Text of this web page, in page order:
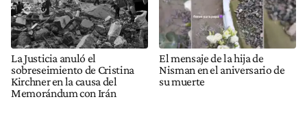
La Justicia anuló el
sobreseimiento de Cristina
Kirchner en la causa del
Memorándum con Irán
El mensaje de la hija de
Nisman en el aniversario de
su muerte